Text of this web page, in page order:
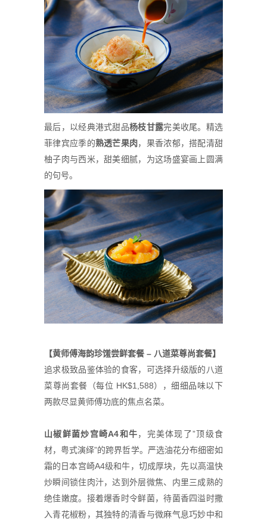
最后，以经典港式甜品杨枝甘露完美收尾。精选
菲律宾应季的熟透芒果肉，果香浓郁，搭配清甜
柚子肉与西米，甜美细腻，为这场盛宴画上圆满
的句号。
【黄师傅海韵珍馐尝鲜套餐 – 八道菜尊尚套餐】
追求极致品鉴体验的食客，可选择升级版的八道
菜尊尚套餐（每位 HK$1,588），细细品味以下
两款尽显黄师傅功底的焦点名菜。
山椒鲜菌炒宫崎A4和牛，完美体现了”顶级食
材，粤式演绎”的跨界哲学。严选油花分布细密如
霜的日本宫崎A4级和牛，切成厚块，先以高温快
炒瞬间锁住肉汁，达到外层微焦、内里三成熟的
绝佳嫩度。接着爆香时令鲜菌，待菌香四溢时撒
入青花椒粉，其独特的清香与微麻气息巧妙中和